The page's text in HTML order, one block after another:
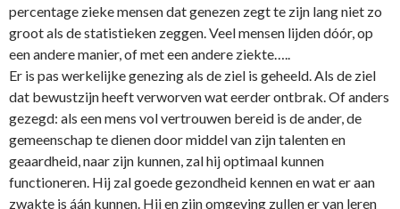
percentage zieke mensen dat genezen zegt te zijn lang niet zo
groot als de statistieken zeggen. Veel mensen lijden dóór, op
een andere manier, of met een andere ziekte…..
Er is pas werkelijke genezing als de ziel is geheeld. Als de ziel
dat bewustzijn heeft verworven wat eerder o­ntbrak. Of anders
gezegd: als een mens vol vertrouwen bereid is de ander, de
gemeenschap te dienen door middel van zijn talenten en
geaardheid, naar zijn kunnen, zal hij optimaal kunnen
functioneren. Hij zal goede gezondheid kennen en wat er aan
zwakte is áán kunnen. Hij en zijn omgeving zullen er van leren